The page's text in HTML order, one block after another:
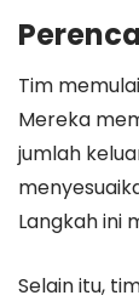
Tim
Mereka
jumlah
Langkah ini
Selain itu,